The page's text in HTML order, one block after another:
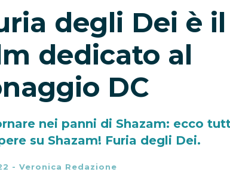
degli Dei è il
dedicato al
DC
nei panni di Shazam: ecco
su Shazam! Furia degli Dei.
- Veronica Redazione